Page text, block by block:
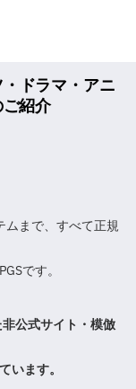
ドラマ・アニ
紹介
ムまで、すべて正規
です。
公式サイト・模倣
います。